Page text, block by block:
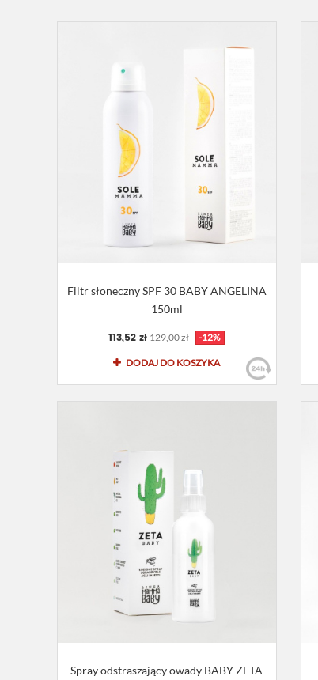
Filtr słoneczny SPF 30 BABY ANGELINA
150ml
113,52 zł 129,00 zł -12%
DODAJ DO KOSZYKA
Spray odstraszający owady BABY ZETA